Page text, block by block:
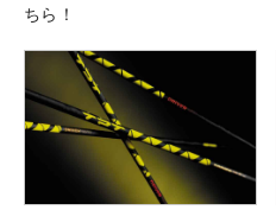
ちら！